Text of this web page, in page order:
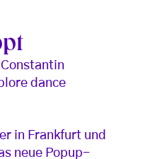
dance
in Frankfurt und
neue Popup-